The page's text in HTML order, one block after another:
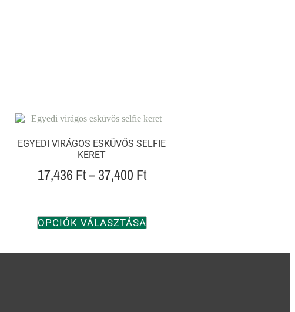
EGYEDI VIRÁGOS ESKÜVŐS SELFIE
KERET
17,436 Ft–37,400 Ft
OPCIÓK VÁLASZTÁSA